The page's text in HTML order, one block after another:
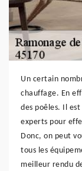
Un certain
chauffage. En
des poêles. Il
experts pour
Donc, on peut
tous les
meilleur rendu